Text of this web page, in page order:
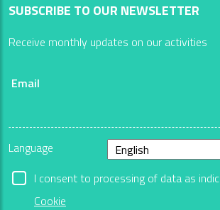
SUBSCRIBE TO OUR NEWSLETTER
Receive monthly updates on our activities
Email
Language
I consent to processing of data as
Cookie